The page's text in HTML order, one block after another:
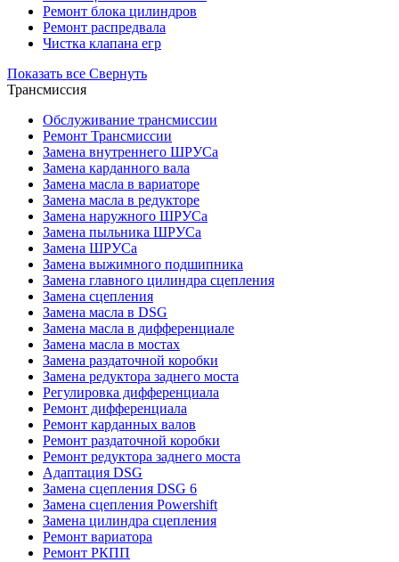
Ремонт блока цилиндров
Ремонт распредвала
Чистка клапана егр
Показать все Свернуть
Трансмиссия
Обслуживание трансмиссии
Ремонт Трансмиссии
Замена внутреннего ШРУСа
Замена карданного вала
Замена масла в вариаторе
Замена масла в редукторе
Замена наружного ШРУСа
Замена пыльника ШРУСа
Замена ШРУСа
Замена выжимного подшипника
Замена главного цилиндра сцепления
Замена сцепления
Замена масла в DSG
Замена масла в дифференциале
Замена масла в мостах
Замена раздаточной коробки
Замена редуктора заднего моста
Регулировка дифференциала
Ремонт дифференциала
Ремонт карданных валов
Ремонт раздаточной коробки
Ремонт редуктора заднего моста
Адаптация DSG
Замена сцепления DSG 6
Замена сцепления Powershift
Замена цилиндра сцепления
Ремонт вариатора
Ремонт РКПП